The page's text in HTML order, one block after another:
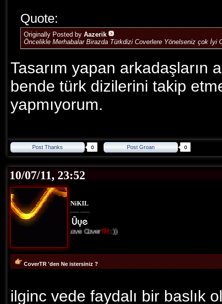
Quote:
Originally Posted by Aazerik
Öncelikle Merhabalar Birazda Türkdizi Coverlere Yönelseniz çok İyi
Tasarım yapan arkadaşların
bende türk dizilerini takip
yapmıyorum.
Post Thanks Post Groan
10/07/11, 23:52
NiKIL
I Love CoverTR:))
CoverTR 'den Ne istersiniz ?
ilginc vede faydalı bir baslık